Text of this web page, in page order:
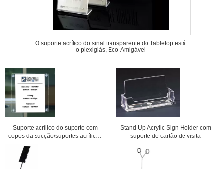
O suporte acrílico do sinal transparente do Tabletop está
o plexiglás, Eco-Amigável
Suporte acrílico do suporte com
copos da sucção/suportes acrílicos
do sinal do Tabletop
Stand Up Acrylic Sign Holder com
suporte de cartão de visita